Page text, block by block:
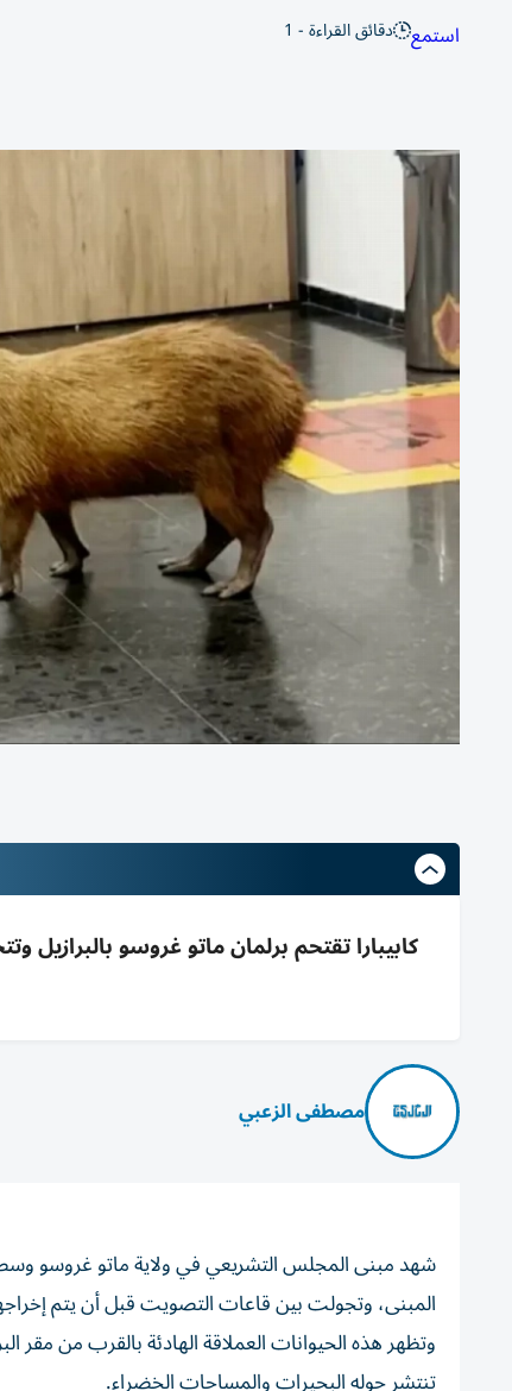
استمع دقائق القراءة - 1
كابيبارا تقتحم برلمان ماتو غروسو
مصطفى الزعبي
شهد مبنى المجلس التشريعي في ولاية ماتو غروسو وسط
المبنى، وتجولت بين قاعات التصويت قبل أن يتم
وتظهر هذه الحيوانات العملاقة الهادئة بالقرب من مقر